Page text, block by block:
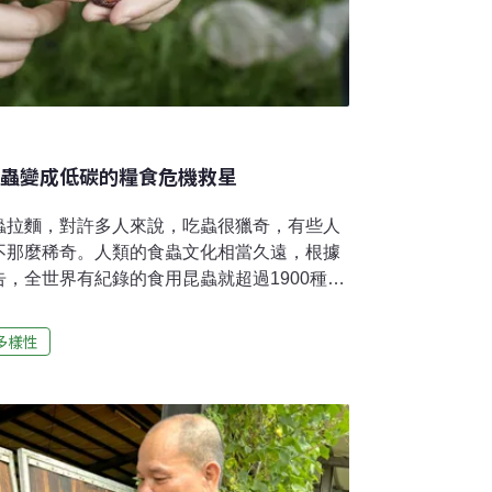
變成低碳的糧食危機救星
麵，對許多人來說，吃蟲很獵奇，有些人
麼稀奇。人類的食蟲文化相當久遠，根據
全世界有紀錄的食用昆蟲就超過1900種，
醬、番茄醬、巧克力日常生活中常出現的
分可能含有胭脂蟲所提煉出的「胭脂紅」
，經過磨碎、加工後，就成了現代常見的
品添加，也是化妝品的原料之一。
樣性